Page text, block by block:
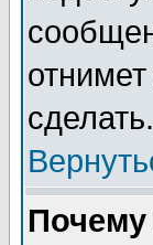
сделать.
Почему